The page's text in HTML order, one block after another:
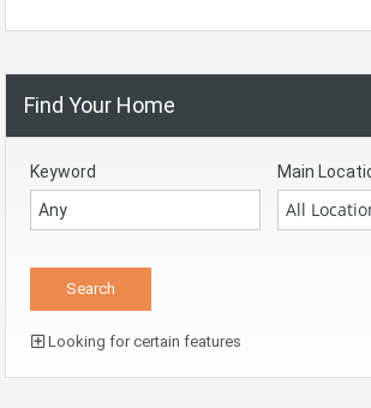
Find Your Home
Keyword Main
All
Looking for certain features